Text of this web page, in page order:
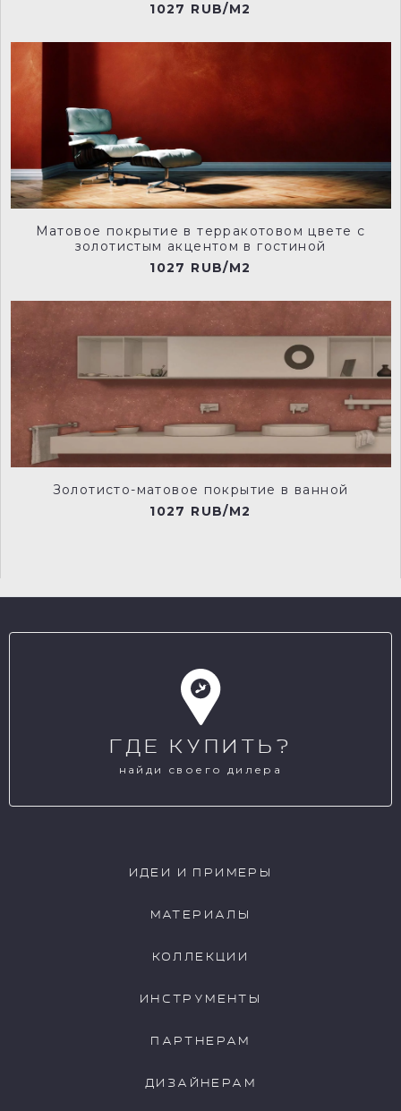
1027 RUB/M2
Матовое покрытие в терракотовом цвете с
золотистым акцентом в гостиной
1027 RUB/M2
Золотисто-матовое покрытие в ванной
1027 RUB/M2
ГДЕ КУПИТЬ?
найди своего дилера
ИДЕИ И ПРИМЕРЫ
МАТЕРИАЛЫ
КОЛЛЕКЦИИ
ИНСТРУМЕНТЫ
ПАРТНЕРАМ
ДИЗАЙНЕРАМ